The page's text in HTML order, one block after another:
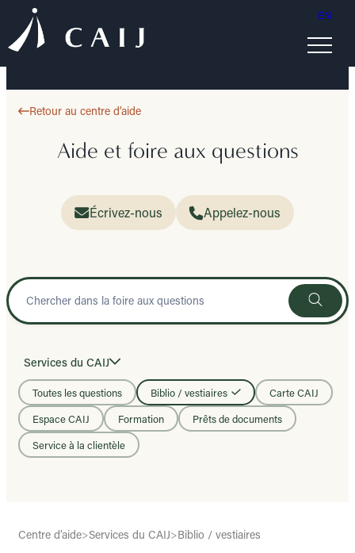
EN
Retour au centre d’aide
Aide et foire aux questions
Écrivez-nous Appelez-nous
Services du CAIJ
Toutes les questions Biblio / vestiaires
Carte CAIJ
Espace CAIJ
Formation
Prêts de documents
Service à la clientèle
Centre d’aide>Services du CAIJ>Biblio / vestiaires